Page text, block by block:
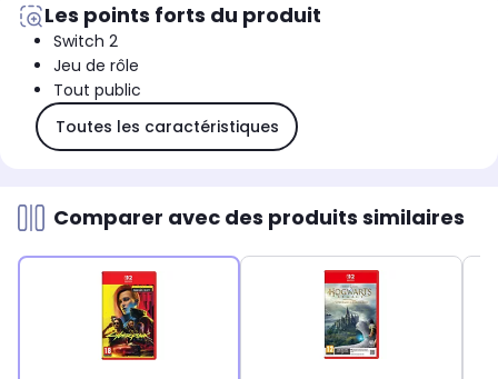
Les points forts du produit
Switch 2
Jeu de rôle
Tout public
Toutes les caractéristiques
Comparer avec des produits similaires